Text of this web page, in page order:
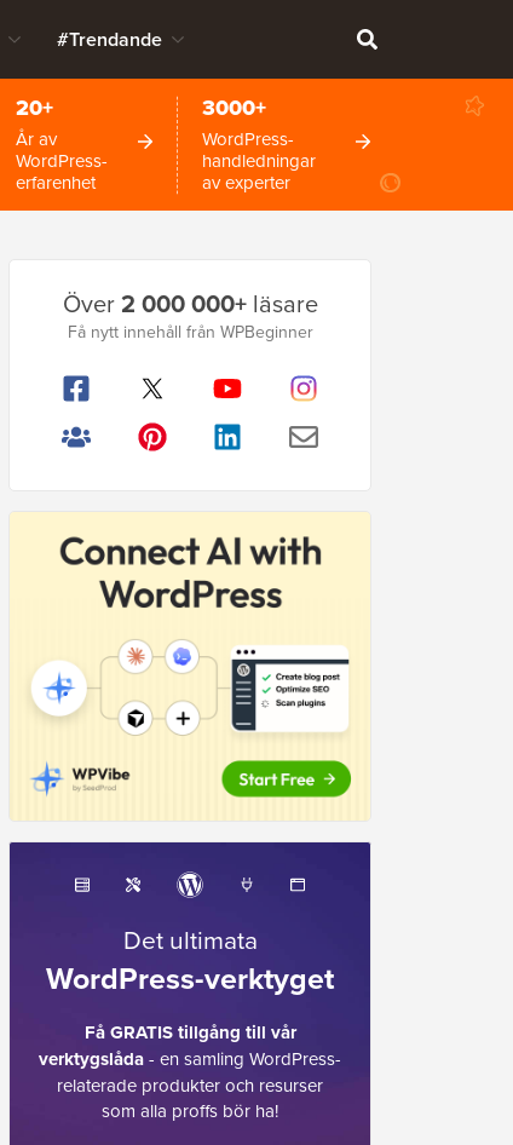
#Trendande
20+
År av
WordPress-
erfarenhet
3000+
WordPress-
handledningar
av experter
Primär
sidofält
Över2 000 000+läsare
Få nytt innehåll från WPBeginner
Det ultimata
WordPress-verktyget
Få GRATIS tillgång till vår
verktygslåda- en samling WordPress-
relaterade produkter och resurser
som alla proffs bör ha!